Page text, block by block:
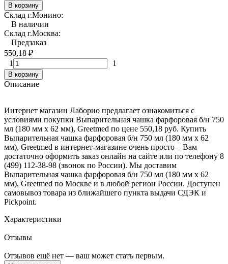
В корзину
Склад г.Монино:
В наличии
Склад г.Москва:
Предзаказ
550,18 ₽
1
1
В корзину
Описание
Интернет магазин Лаборио предлагает ознакомиться с
условиями покупки Выпарительная чашка фарфоровая б/н 750
мл (180 мм х 62 мм), Greetmed по цене 550,18 руб. Купить
Выпарительная чашка фарфоровая б/н 750 мл (180 мм х 62
мм), Greetmed в интернет-магазине очень просто – Вам
достаточно оформить заказ онлайн на сайте или по телефону 8
(499) 112-38-98 (звонок по России). Мы доставим
Выпарительная чашка фарфоровая б/н 750 мл (180 мм х 62
мм), Greetmed по Москве и в любой регион России. Доступен
самовывоз товара из ближайшего пункта выдачи СДЭК и
Pickpoint.
Характеристики
Отзывы
Отзывов ещё нет — ваш может стать первым.